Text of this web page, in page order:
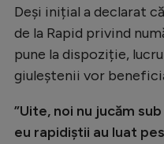
Deși inițial a declarat
de la Rapid privind
pune la dispoziție,
giuleștenii vor
”Uite, noi nu jucăm
eu rapidiștii au luat